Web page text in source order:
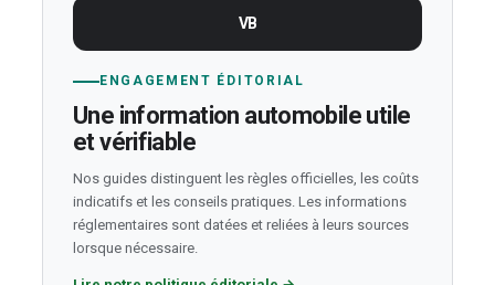
VB
ENGAGEMENT ÉDITORIAL
Une information automobile utile
et vérifiable
Nos guides distinguent les règles officielles, les coûts
indicatifs et les conseils pratiques. Les informations
réglementaires sont datées et reliées à leurs sources
lorsque nécessaire.